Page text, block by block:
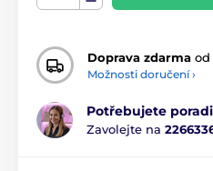
Doprava zdarma od
Možnosti doručení ›
Potřebujete
Zavolejte na